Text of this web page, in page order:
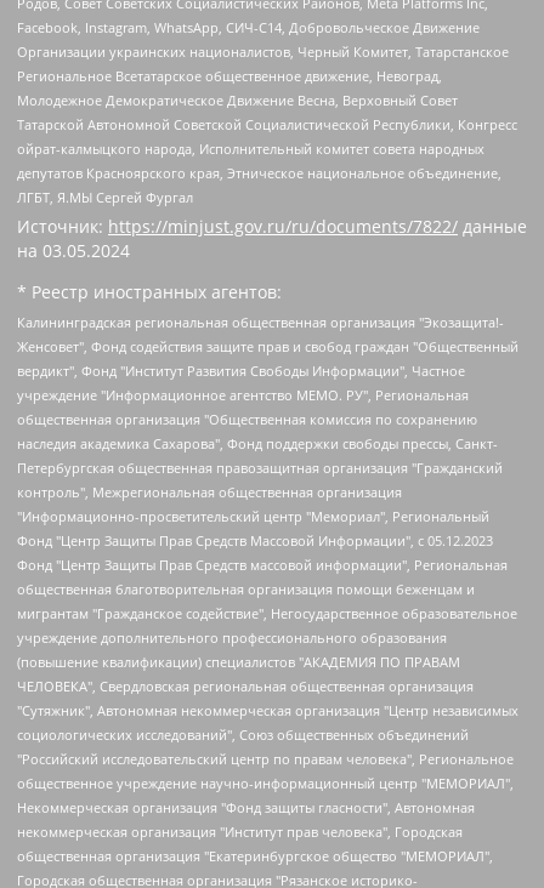
Facebook, Instagram, WhatsApp, СИЧ-С14, Добровольческое Движение
Организации украинских националистов, Черный Комитет, Татарстанское
Региональное Всетатарское общественное движение, Невоград,
Молодежное Демократическое Движение Весна, Верховный Совет
Татарской Автономной Советской Социалистической Республики, Конгресс
ойрат-калмыцкого народа, Исполнительный комитет совета народных
депутатов Красноярского края, Этническое национальное объединение,
ЛГБТ, Я.МЫ Сергей Фургал
Источник: https://minjust.gov.ru/ru/documents/7822/ данные
на 03.05.2024
* Реестр иностранных агентов:
Калининградская региональная общественная организация "Экозащита!-Женсовет", Фонд содействия защите прав и свобод граждан "Общественный вердикт", Фонд "Институт Развития Свободы Информации", Частное учреждение "Информационное агентство МЕМО. РУ", Региональная общественная организация "Общественная комиссия по сохранению наследия академика Сахарова", Фонд поддержки свободы прессы, Санкт-Петербургская общественная правозащитная организация "Гражданский контроль", Межрегиональная общественная организация "Информационно-просветительский центр "Мемориал", Региональный Фонд "Центр Защиты Прав Средств Массовой Информации", с 05.12.2023 Фонд "Центр Защиты Прав Средств массовой информации", Региональная общественная благотворительная организация помощи беженцам и мигрантам "Гражданское содействие", Негосударственное образовательное учреждение дополнительного профессионального образования (повышение квалификации) специалистов "АКАДЕМИЯ ПО ПРАВАМ ЧЕЛОВЕКА", Свердловская региональная общественная организация "Сутяжник", Автономная некоммерческая организация "Центр независимых социологических исследований", Союз общественных объединений "Российский исследовательский центр по правам человека", Региональное общественное учреждение научно-информационный центр "МЕМОРИАЛ", Некоммерческая организация "Фонд защиты гласности", Автономная некоммерческая организация "Институт прав человека", Городская общественная организация "Екатеринбургское общество "МЕМОРИАЛ", Городская общественная организация "Рязанское историко-просветительское и правозащитное общество "Мемориал" (Рязанский Мемориал), Челябинский региональный орган общественной самодеятельности – женское общественное объединение "Женщины Евразии", Челябинский региональный орган общественной самодеятельности "Уральская правозащитная группа", Фонд содействия защите здоровья и социальной справедливости имени Андрея Рылькова, Автономная Некоммерческая Организация "Аналитический Центр Юрия Левады", Автономная некоммерческая организация социальной поддержки населения "Проект Апрель", Региональная общественная организация помощи женщинам и детям, находящимся в кризисной ситуации "Информационно-методический центр "Анна", Фонд содействия развитию массовых коммуникаций и правовому просвещению "Так-так-Так", Фонд содействия устойчивому развитию "Серебряная тайга", Свердловский региональный общественный фонд социальных проектов "Новое время", "Idel.Реалии", Кавказ.Реалии, Крым.Реалии, Телеканал Настоящее Время, Татаро-башкирская служба Радио Свобода (Azatliq Radiosi), Радио Свободная Европа/Радио Свобода (PCE/PC), "Сибирь.Реалии", "Фактограф", Благотворительный фонд помощи осужденным и их семьям, Автономная некоммерческая организация "Институт глобализации и социальных движений", Фонд "В защиту прав заключенных", Частное учреждение "Центр поддержки и содействия развитию средств массовой информации", Пензенский региональный общественный благотворительный фонд "Гражданский союз", "Север.Реалии", Некоммерческая организация Фонд "Правовая инициатива", Общество с ограниченной ответственностью "Радио Свободная Европа/Радио Свобода", Чешское информационное агентство "MEDIUM-ORIENT", Красноярская региональная общественная организация "Мы против СПИДа", Камалягин Денис Николаевич, Маркелов Сергей Евгеньевич, Пономарев Лев Александрович, Савицкая Людмила Алексеевна, Автономная некоммерческая организация "Центр по работе с проблемой насилия "НАСИЛИЮ.НЕТ", Межрегиональный профессиональный союз работников здравоохранения "Альянс врачей", Юридическое лицо, зарегистрированное в Латвийской Республике, SIA "Medusa Project" (регистрационный номер 40103797863, дата регистрации 10.06.2014), Некоммерческая организация "Фонд по борьбе с коррупцией", Автономная некоммерческая организация "Институт права и публичной политики", Баданин Роман Сергеевич, Гликин Максим Александрович, Железнова Мария Михайловна, Лукьянова Юлия Сергеевна, Маетная Елизавета Витальевна, Маняхин Петр Борисович, Чуракова Ольга Владимировна, Ярош Юлия Петровна, Юридическое лицо "The Insider SIA", зарегистрированное в Риге, Латвийская Республика (дата регистрации 26.06.2015), являющееся администратором доменного имени интернет-издания "The Insider SIA", https://theins.ru, Постернак Алексей Евгеньевич, Рубин Михаил Аркадьевич, Анин Роман Александрович, Юридическое лицо Istories fonds, зарегистрированное в Латвийской Республике (регистрационный номер 50008295751, дата регистрации 24.02.2020), Великовский Дмитрий Александрович, Долинина Ирина Николаевна, Мароховская Алеся Алексеевна, Шлейнов Роман Юрьевич, Шмагун Олеся Валентиновна, Общество с ограниченной ответственностью "Альтаир 2021", Общество с ограниченной ответственностью "Вега 2021", Общество с ограниченной ответственностью "Главный редактор 2021", Общество с ограниченной ответственностью "Ромашки монолит", Важенков Артем Валерьевич, Ивановская областная общественная организация "Центр гендерных исследований", Гурман Юрий Альбертович, Медиапроект "ОВД-Инфо", Егоров Владимир Владимирович, Жилинский Владимир Александрович, Общество с ограниченной ответственностью "ЗП", Иванова София Юрьевна, Карезина Инна Павловна, Кильтау Екатерина Викторовна, Петров Алексей Викторович, Пискунов Сергей Евгеньевич, Смирнов Сергей Сергеевич, Тихонов Михаил Сергеевич, Общество с ограниченной ответственностью "ЖУРНАЛИСТ-ИНОСТРАННЫЙ АГЕНТ", Арапова Галина Юрьевна, Вольтская Татьяна Анатольевна, Американская компания "Mason G.E.S. Anonymous Foundation" (США), являющаяся владельцем интернет-издания https://mnews.world/, Компания "Stichting Bellingcat", зарегистрированная в Нидерландах (дата регистрации 11.07.2018), Захаров Андрей Вячеславович, Клепиковская Екатерина Дмитриевна, Общество с ограниченной ответственностью "МЕМО", Перл Роман Александрович, Симонов Евгений Алексеевич, Соловьева Елена Анатольевна, Сотников Даниил Владимирович, Сурначева Елизавета Дмитриевна, Автономная некоммерческая организация по защите прав человека и информированию населения "Якутия – Наше Мнение", Общество с ограниченной ответственностью "Москоу диджитал медиа", с 26.01.2023 Общество с ограниченной ответственностью "Чайка Белые сады", Ветошкина Валерия Валерьевна, Заговора Максим Александрович, Межрегиональное общественное движение "Российская ЛГБТ - сеть", Оленичев Максим Владимирович, Павлов Иван Юрьевич, Скворцова Елена Сергеевна, Общество с ограниченной ответственностью "Как бы инагент", Кочетков Игорь Викторович, Общество с ограниченной ответственностью "Честные выборы", Еланчик Олег Александрович, Общество с ограниченной ответственностью "Нобелевский призыв", Гималова Регина Эмилевна, Григорьев Андрей Валерьевич, Григорьева Алина Александровна, Ассоциация по содействию защите прав призывников, альтернативнослужащих и военнослужащих "Правозащитная группа "Гражданин.Армия.Право", Хисамова Регина Фаритовна, Автономная некоммерческая организация по реализации социально-правовых программ "Лилит", Дальневосточное общественное движение "Маяк", Санкт-Петербургская ЛГБТ-инициативная группа "Выход", Инициативная группа ЛГБТ+ "Реверс", Алексеев Андрей Викторович, Бекбулатова Таисия Львовна, Беляев Иван Михайлович, Владыкина Елена Сергеевна, Гельман Марат Александрович, Никульшина Вероника Юрьевна, Толоконникова Надежда Андреевна, Шендерович Виктор Анатольевич, Общество с ограниченной ответственностью "Данное сообщение", Общество с ограниченной ответственностью Издательский дом "Новая глава", Айнбиндер Александра Александровна, Московский комьюнити-центр для ЛГБТ+инициатив, Благотворительный фонд развития филантропии, Deutsche Welle (Германия, Kurt-Schumacher-Strasse 3, 53113 Bonn), Борзунова Мария Михайловна, Воробьев Виктор Викторович, Голубева Анна Львовна, Константинова Алла Михайловна, Малкова Ирина Владимировна, Мурадов Мурад Абдулгалимович, Осетинская Елизавета Николаевна, Понасенков Евгений Николаевич, Ганапольский Матвей Юрьевич, Киселев Евгений Алексеевич, Борухович Ирина Григорьевна, Дремин Иван Тимофеевич, Дубровский Дмитрий Викторович, Красноярская региональная общественная организация поддержки и развития альтернативных образовательных технологий и межкультурных коммуникаций "ИНТЕРРА", Маяковская Екатерина Алексеевна, Фейгин Марк Захарович, Филимонов Андрей Викторович, Дзугкоева Регина Николаевна, Доброхотов Роман Александрович, Дудь Юрий Александрович, Елкин Сергей Владимирович, Кругликов Кирилл Игоревич, Сабунаева Мария Леонидовна, Семенов Алексей Владимирович, Шаинян Карен Багратович, Шульман Екатерина Михайловна, Асафьев Артур Валерьевич, Вахштайн Виктор Семенович, Венедиктов Алексей Алексеевич, Лушникова Екатерина Евгеньевна, Волков Леонид Михайлович, Невзоров Александр Глебович, Пархоменко Сергей Борисович, Сироткин Ярослав Николаевич, Кара-Мурза Владимир Владимирович, Баранова Наталья Владимировна, Гозман Леонид Яковлевич, Кагарлицкий Борис Юльевич, Климарев Михаил Валерьевич, Милов Владимир Станиславович, Автономная некоммерческая организация Краснодарский центр современного искусства "Типография", Моргенштерн Алишер Тагирович, Соболь Любовь Эдуардовна, Общество с ограниченной ответственностью "ЛИЗА НОРМ", Каспаров Гарри Кимович, Ходорковский Михаил Борисович, Общество с ограниченной ответственностью "Апрельские тезисы", Данилович Ирина Брониславовна, Кашин Олег Владимирович, Петров Николай Владимирович, Пивоваров Алексей Владимирович, Соколов Михаил Владимирович, Цветкова Юлия Владимировна, Чичваркин Евгений Александрович, Комитет против пыток/Команда против пыток, Общество с ограниченной ответственностью "Первый научный", Общество с ограниченной ответственностью "Вертолет и ко", Белоцерковская Вероника Борисовна, Кац Максим Евгеньевич, Лазарева Татьяна Юрьевна, Шаведдинов Руслан Табризович, Яшин Илья Валерьевич, Общество с ограниченной ответственностью "Иноагент ААВ", Алешковский Дмитрий Петрович, Альбац Евгения Марковна, Быков Дмитрий Львович, Галямина Юлия Евгеньевна, Лойко Сергей Леонидович, Мартынов Кирилл Константинович, Медведев Сергей Александрович, Крашенинников Федор Геннадиевич, Гордеева Катерина Вл